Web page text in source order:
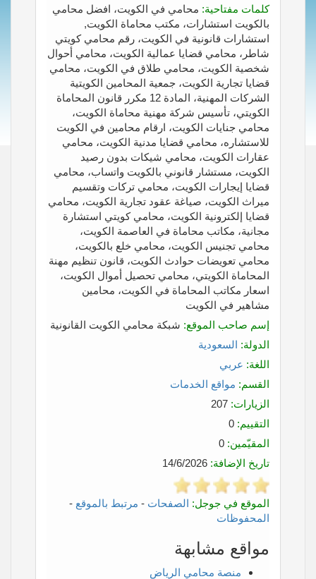
كلمات مفتاحية: محامي في الكويت، افضل محامي
بالكويت استشارات، مكتب محاماة الكويت,
استشارات قانونية في الكويت، رقم محامي كويتي
شاطر، محامي قضايا عمالية الكويت، محامي أحوال
شخصية الكويت، محامي طلاق في الكويت، محامي
قضايا تجارية الكويت، جمعية المحامين الكويتية
الشركات المهنية، المادة 12 مكرر قانون المحاماة
الكويتي، تأسيس شركة مهنية محاماة الكويت،
محامي جنايات الكويت، ارقام محامين في الكويت
للاستشاره، محامي قضايا مدنية الكويت، محامي
عقارات الكويت، محامي شيكات بدون رصيد
الكويت، مستشار قانوني بالكويت واتساب، محامي
قضايا إيجارات الكويت، محامي تركات وتقسيم
ميراث الكويت، صياغة عقود تجارية الكويت، محامي
قضايا إلكترونية الكويت، محامي كويتي استشارة
مجانية، مكاتب محاماة في العاصمة الكويت،
محامي تجنيس الكويت، محامي خلع بالكويت،
محامي تعويضات حوادث الكويت، قانون تنظيم مهنة
المحاماة الكويتي، محامي تحصيل أموال الكويت،
اسعار مكاتب المحاماة في الكويت، محامين
مشاهير في الكويت
إسم صاحب الموقع: شبكة محامي الكويت القانونية
الدولة: السعودية
اللغة: عربي
القسم: مواقع الخدمات
الزيارات:
التقييم:
المقيّمين:
تاريخ الإضافة:
الموقع في جوجل: الصفحات - مرتبط بالموقع -
المحفوظات
مواقع مشابهة
منصة محامي الرياض